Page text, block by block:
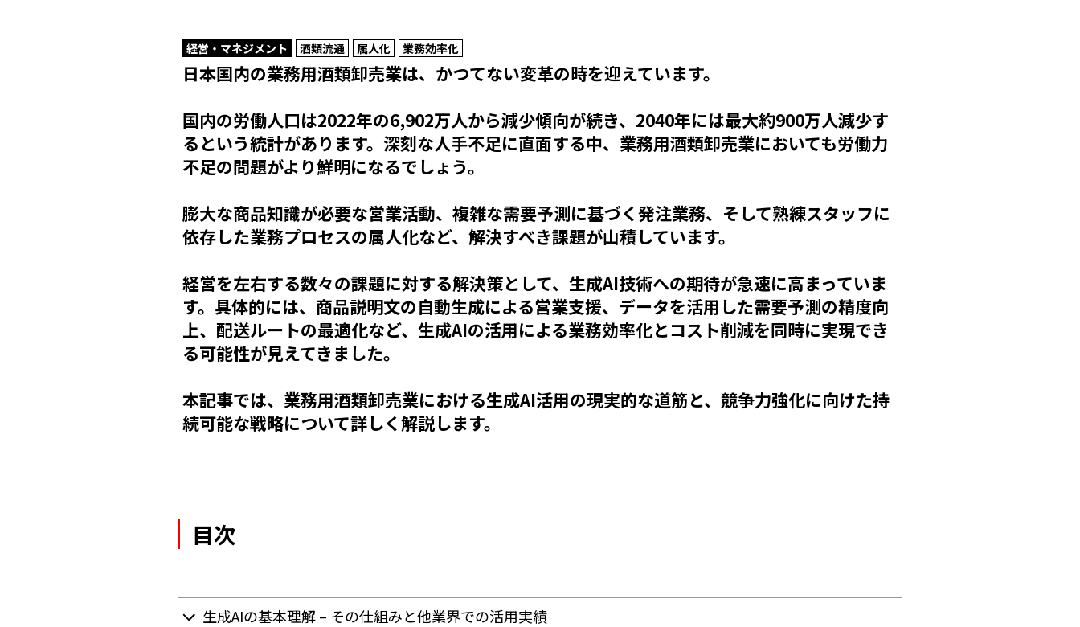
経営・マネジメント 酒類流通 属人化 業務効率化
日本国内の業務用酒類卸売業は、かつてない変革の時を迎えています。
国内の労働人口は2022年の6,902万人から減少傾向が続き、2040年には最大約900万人減少す
るという統計があります。深刻な人手不足に直面する中、業務用酒類卸売業においても労働力
不足の問題がより鮮明になるでしょう。
膨大な商品知識が必要な営業活動、複雑な需要予測に基づく発注業務、そして熟練スタッフに
依存した業務プロセスの属人化など、解決すべき課題が山積しています。
経営を左右する数々の課題に対する解決策として、生成AI技術への期待が急速に高まっていま
す。具体的には、商品説明文の自動生成による営業支援、データを活用した需要予測の精度向
上、配送ルートの最適化など、生成AIの活用による業務効率化とコスト削減を同時に実現でき
る可能性が見えてきました。
本記事では、業務用酒類卸売業における生成AI活用の現実的な道筋と、競争力強化に向けた持
続可能な戦略について詳しく解説します。
目次
生成AIの基本理解 – その仕組みと他業界での活用実績